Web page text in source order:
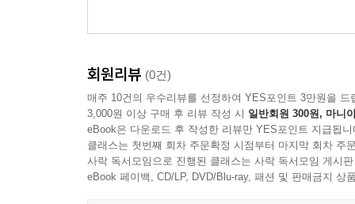
CTION] SUMMER VA
ver.
CTION] SUMMER VA
ver.
회원리뷰 (0건)
매주 10건의 우수리뷰를 선정하여 YES포인트 3만원을 드
3,000원 이상 구매 후 리뷰 작성 시 일반회원 300원, 마니
eBook은 다운로드 후 작성한 리뷰만 YES포인트 지급됩니
클래스는 첫번째 회차 주문확정 시점부터 마지막 회차 주
사락 독서모임으로 진행된 클래스는 사락 독서모임 게시
eBook 페이백, CD/LP, DVD/Blu-ray, 패션 및 판매금지 상